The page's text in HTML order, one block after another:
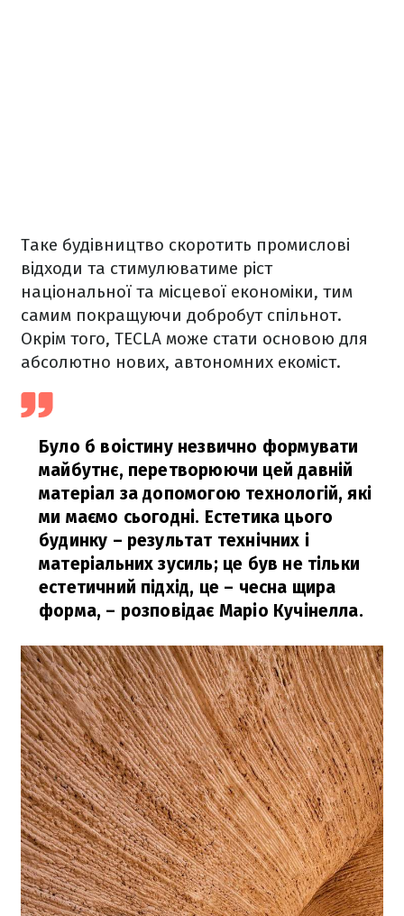
Таке будівництво скоротить промислові
відходи та стимулюватиме ріст
національної та місцевої економіки, тим
самим покращуючи добробут спільнот.
Окрім того, TECLA може стати основою для
абсолютно нових, автономних екоміст.
Було б воістину незвично формувати
майбутнє, перетворюючи цей давній
матеріал за допомогою технологій, які
ми маємо сьогодні. Естетика цього
будинку – результат технічних і
матеріальних зусиль; це був не тільки
естетичний підхід, це – чесна щира
форма, – розповідає Маріо Кучінелла.